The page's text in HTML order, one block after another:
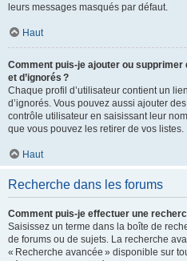
leurs messages masqués par défaut.
Haut
Comment puis-je ajouter ou supprimer
et d’ignorés ?
Chaque profil d’utilisateur contient un
d’ignorés. Vous pouvez aussi ajouter
contrôle utilisateur en saisissant leur
que vous pouvez les retirer de vos listes.
Haut
Recherche dans les forums
Comment puis-je effectuer une
Saisissez un terme dans la boîte de
de forums ou de sujets. La recherche
« Recherche avancée » disponible sur